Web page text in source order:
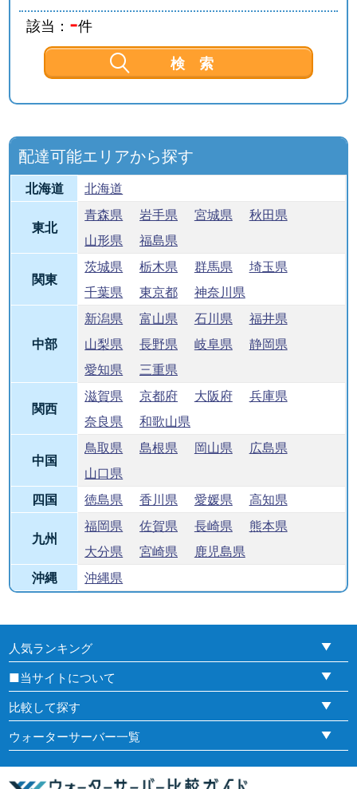
該当： -件
配達可能エリアから探す
北海道 北海道
東北
青森県 岩手県 宮城県
秋田県
山形県
福島県
関東
茨城県 栃木県 群馬県
埼玉県
千葉県
東京都 神奈川県
中部
新潟県 富山県 石川県
福井県
山梨県
長野県 岐阜県
静岡県
愛知県
三重県
関西
滋賀県 京都府 大阪府
兵庫県
奈良県
和歌山県
中国
鳥取県 島根県 岡山県
広島県
山口県
四国
徳島県 香川県 愛媛県 高知県
九州
福岡県 佐賀県 長崎県
熊本県
大分県
宮崎県
鹿児島県
沖縄
沖縄県
人気ランキング
■当サイトについて
比較して探す
ウォーターサーバー一覧